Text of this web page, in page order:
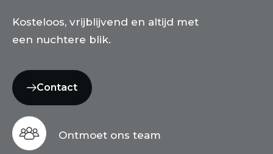
Kosteloos, vrijblijvend en altijd met
een nuchtere blik.
Contact
Ontmoet ons team